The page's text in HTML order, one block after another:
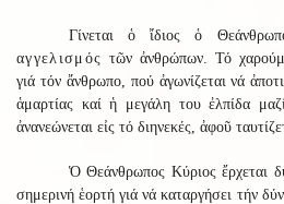
Γίνεται ὁ ἴδιος ὁ
αγγελισμός τῶν ἀνθρώπων. Τό
γιά τόν ἄνθρωπο, πού ἀγωνίζεται νά
ἁμαρτίας καί ἡ μεγάλη του ἐλπίδα
ἀνανεώνεται εἰς τό διηνεκές, ἀφοῦ
Ὁ Θεάνθρωπος Κύριος ἔρχεται
σημερινή ἑορτή γιά νά καταργήσει τήν